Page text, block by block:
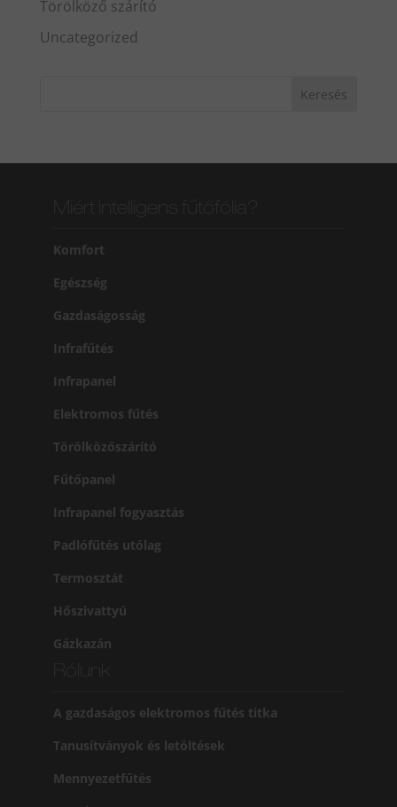
Törölköző szárító
Uncategorized
Komfort
Egészség
Gazdaságosság
Infrafűtés
Infrapanel
Elektromos fűtés
Törölközőszárító
Fűtőpanel
Infrapanel fogyasztás
Padlófűtés utólag
Termosztát
Hőszivattyú
Gázkazán
A gazdaságos elektromos fűtés titka
Tanusítványok és letöltések
Mennyezetfűtés